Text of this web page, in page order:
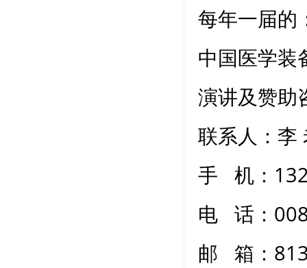
每年一届的
中国医学装
演讲及赞助
联系人：李
手 机：
电 话：
邮 箱：